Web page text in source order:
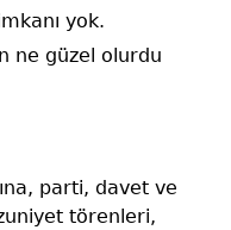
yok.
ne güzel olurdu
parti, davet ve
törenleri,